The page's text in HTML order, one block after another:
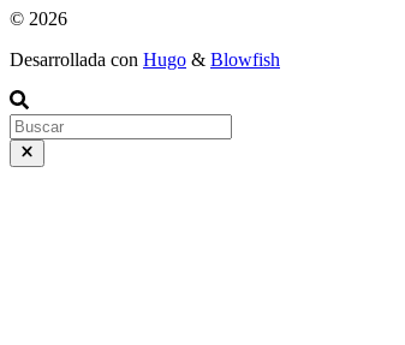
© 2026
Desarrollada con Hugo & Blowfish